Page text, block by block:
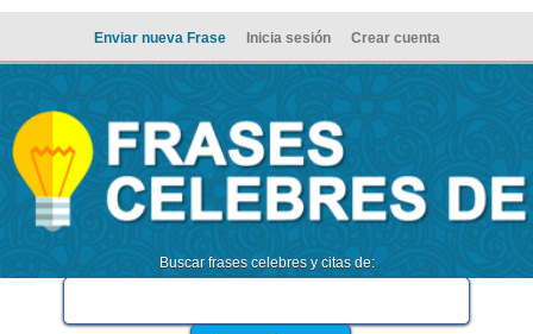
Enviar nueva Frase Inicia sesión Crear cuenta
Buscar frases celebres y citas de: